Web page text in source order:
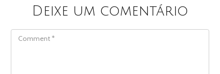
Deixe um comentário
COMMENT